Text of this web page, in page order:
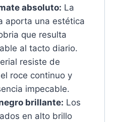
absoluto: La
aporta una estética
que resulta
al tacto diario.
resiste de
roce continuo y
impecable.
brillante: Los
en alto brillo